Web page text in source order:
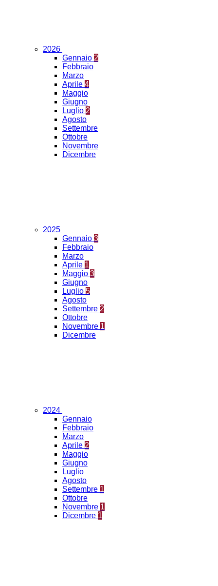
2026
Gennaio 2
Febbraio
Marzo
Aprile 4
Maggio
Giugno
Luglio 2
Agosto
Settembre
Ottobre
Novembre
Dicembre
2025
Gennaio 3
Febbraio
Marzo
Aprile 1
Maggio 3
Giugno
Luglio 5
Agosto
Settembre 2
Ottobre
Novembre 1
Dicembre
2024
Gennaio
Febbraio
Marzo
Aprile 2
Maggio
Giugno
Luglio
Agosto
Settembre 1
Ottobre
Novembre 1
Dicembre 1